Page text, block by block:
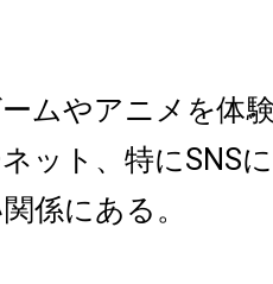
ームやアニメを体
ット、特にSNS
係にある。